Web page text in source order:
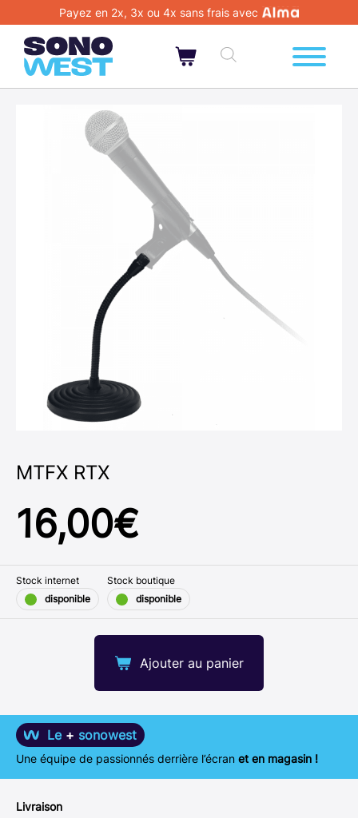
Payez en 2x, 3x ou 4x sans frais avec
MTFX RTX
16,00€
Ajouter au panier
Stock internet
disponible
Stock boutique
disponible
Le + sonowest
Une équipe de passionnés derrière l’écran et en magasin !
Livraison